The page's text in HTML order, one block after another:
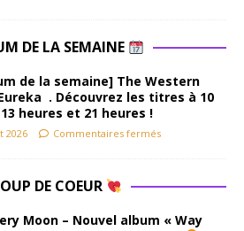
DE LA SEMAINE
de la semaine] The Western
. Découvrez les titres à 10
heures et 21 heures !
2026 Commentaires fermés
DE COEUR
Moon – Nouvel album « Way